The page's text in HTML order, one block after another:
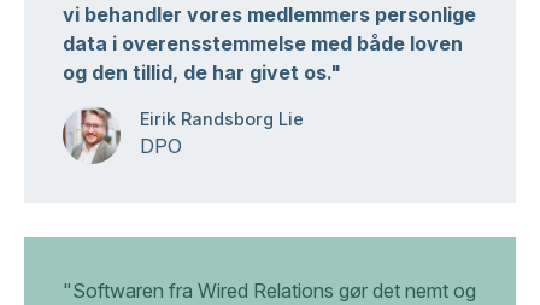
vi behandler vores medlemmers personlige
data i overensstemmelse med både loven
og den tillid, de har givet os."
Eirik Randsborg Lie
DPO
"Softwaren fra Wired Relations gør det nemt og